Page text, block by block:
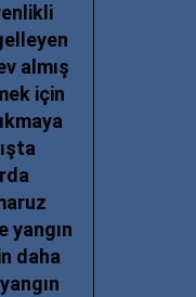
almış
için
yangın
daha